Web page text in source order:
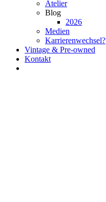
Atelier
Blog
2026
Medien
Karrierenwechsel?
Vintage & Pre-owned
Kontakt